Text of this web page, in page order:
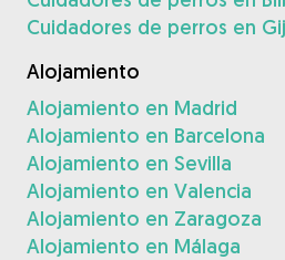
Cuidadores de perros en
Alojamiento
Alojamiento en Madrid
Alojamiento en Barcelona
Alojamiento en Sevilla
Alojamiento en Valencia
Alojamiento en Zaragoza
Alojamiento en Málaga